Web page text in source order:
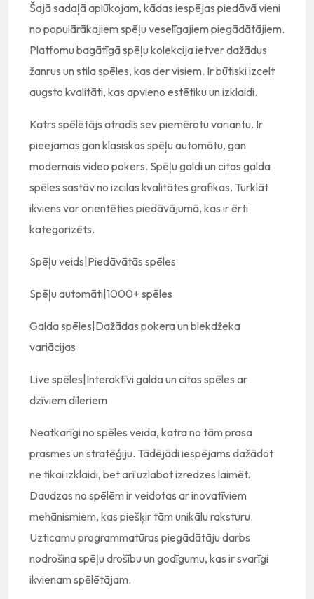
Šajā sadaļā aplūkojam, kādas iespējas piedāvā vieni
no populārākajiem spēļu veselīgajiem piegādātājiem.
Platfomu bagātīgā spēļu kolekcija ietver dažādus
žanrus un stila spēles, kas der visiem. Ir būtiski izcelt
augsto kvalitāti, kas apvieno estētiku un izklaidi.
Katrs spēlētājs atradīs sev piemērotu variantu. Ir
pieejamas gan klasiskas spēļu automātu, gan
modernais video pokers. Spēļu galdi un citas galda
spēles sastāv no izcilas kvalitātes grafikas. Turklāt
ikviens var orientēties piedāvājumā, kas ir ērti
kategorizēts.
Spēļu veids|Piedāvātās spēles
Spēļu automāti|1000+ spēles
Galda spēles|Dažādas pokera un blekdžeka
variācijas
Live spēles|Interaktīvi galda un citas spēles ar
dzīviem dīleriem
Neatkarīgi no spēles veida, katra no tām prasa
prasmes un stratēģiju. Tādējādi iespējams dažādot
ne tikai izklaidi, bet arī uzlabot izredzes laimēt.
Daudzas no spēlēm ir veidotas ar inovatīviem
mehānismiem, kas piešķir tām unikālu raksturu.
Uzticamu programmatūras piegādātāju darbs
nodrošina spēļu drošību un godīgumu, kas ir svarīgi
ikvienam spēlētājam.